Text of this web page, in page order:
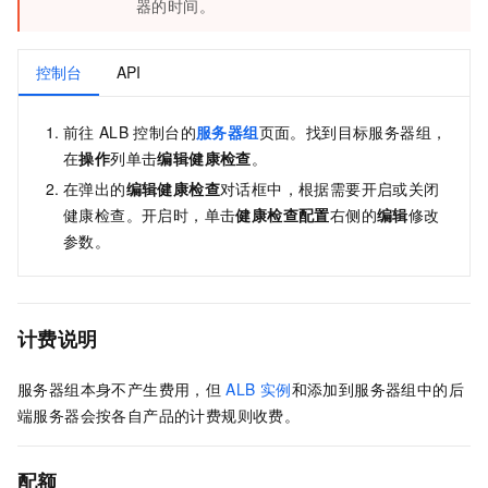
器的时间。
控制台 API
前往 ALB 控制台的服务器组页面。找到目标服务器组，
在操作列单击编辑健康检查。
在弹出的编辑健康检查对话框中，根据需要开启或关闭
健康检查。开启时，单击健康检查配置右侧的编辑修改
参数。
计费说明
服务器组本身不产生费用，但 ALB 实例和添加到服务器组中的后
端服务器会按各自产品的计费规则收费。
配额